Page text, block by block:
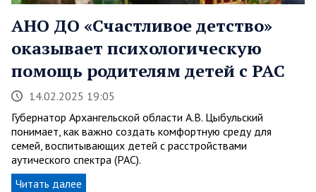
АНО ДО «Счастливое детство»
оказывает психологическую
помощь родителям детей с РАС
14.02.2025 19:05
Губернатор Архангельской области А.В. Цыбульский
понимает, как важно создать комфортную среду для
семей, воспитывающих детей с расстройствами
аутического спектра (РАС).
Читать далее